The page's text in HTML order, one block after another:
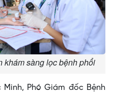
khám sàng lọc bệnh phổi
Phó Giám đốc Bệnh